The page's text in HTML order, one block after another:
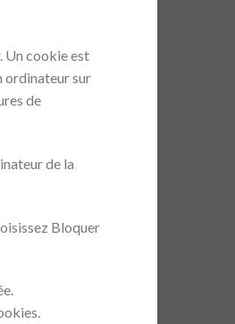
Un cookie est
ordinateur sur
de
de la
Bloquer